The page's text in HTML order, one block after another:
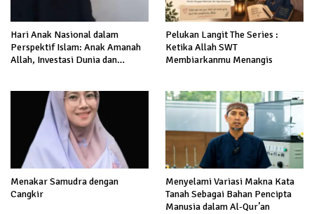
Hari Anak Nasional dalam
Perspektif Islam: Anak Amanah
Allah, Investasi Dunia dan
Pelukan Langit The Series :
Ketika Allah SWT
Membiarkanmu Menangis
Menakar Samudra dengan
Cangkir
Menyelami Variasi Makna Kata
Tanah Sebagai Bahan Pencipta
Manusia dalam Al-Qur’an